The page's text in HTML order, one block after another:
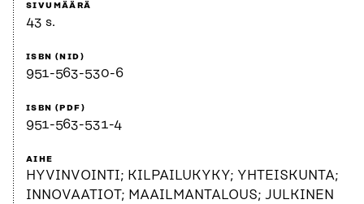
SIVUMÄÄRÄ
43 s.
ISBN (NID)
951-563-530-6
ISBN (PDF)
951-563-531-4
AIHE
HYVINVOINTI; KILPAILUKYKY; YHTEISKUNTA;
INNOVAATIOT; MAAILMANTALOUS; JULKINEN